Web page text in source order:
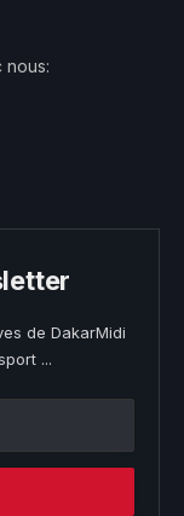
nous:
de DakarMidi
...